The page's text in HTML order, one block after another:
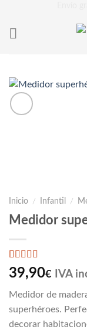
contenido
Inicio / Infantil /
Medidor
Valorado
con 5de 5
1
valoración
de un cliente
39,90€ IVA
Medidor de
superhéroes.
decorar